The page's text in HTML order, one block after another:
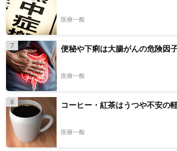
医療一般
7 便秘や下痢は大腸がんの危険因
医療一般
8 コーヒー・紅茶はうつや不安の
医療一般